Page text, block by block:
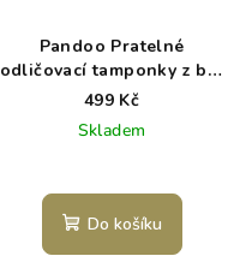
Pandoo Pratelné
odličovací tamponky z bio
bavlny 18 ks s úložným
boxem z bambusu
499 Kč
Skladem
Do košíku